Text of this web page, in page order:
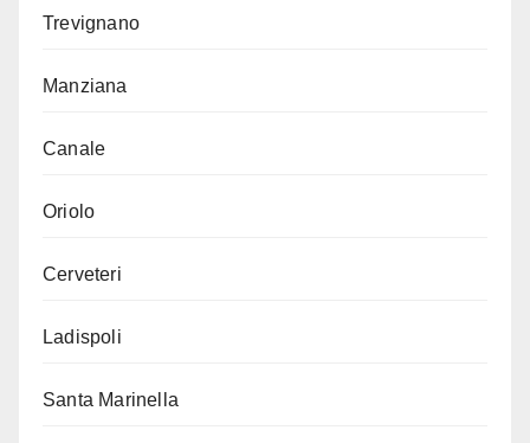
Trevignano
Manziana
Canale
Oriolo
Cerveteri
Ladispoli
Santa Marinella